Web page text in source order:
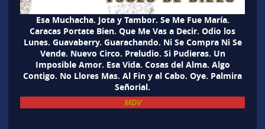
Esa Muchacha. Jota y Tambor. Se Me Fue María.
Caracas Portate Bien. Que Me Vas a Decir. Odio los
Lunes. Guavaberry. Guarachando. Ni Se Compra Ni Se
Vende. Nuevo Circo. Preludio. Si Pudieras. Un
Imposible Amor. Esa Vida. Cosas del Alma. Algo
Contigo. No Llores Mas. Al Fin y al Cabo. Oye. Palmira
Señorial.
MDV